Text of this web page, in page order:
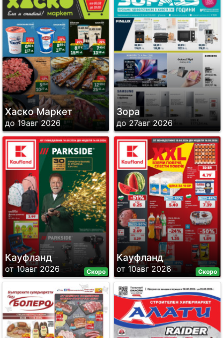
Хаско Маркет
до 19авг 2026
Зора
до 27авг 2026
Скоро
Кауфланд
от 10авг 2026 Скоро
Кауфланд
от 10авг 2026